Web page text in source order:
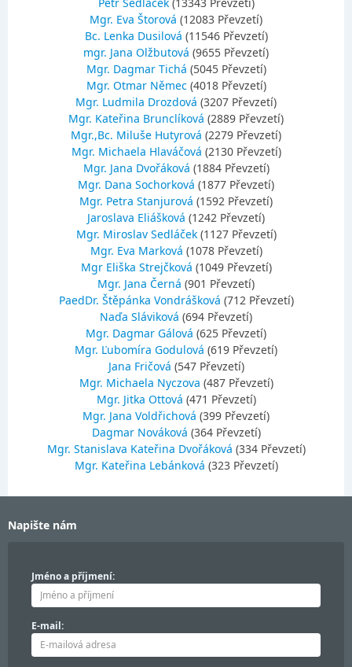
Mgr. Eva Štorová (12083 Převzetí)
Bc. Lenka Dusilová (11546 Převzetí)
mgr. Jana Olžbutová (9655 Převzetí)
Mgr. Dagmar Tichá (5045 Převzetí)
Mgr. Otmar Němec (4018 Převzetí)
Mgr. Ludmila Drozdová (3207 Převzetí)
Mgr. Kateřina Brunclíková (2889 Převzetí)
Mgr.,Bc. Miluše Hutyrová (2279 Převzetí)
Mgr. Michaela Hlaváčová (2130 Převzetí)
Mgr. Jana Dvořáková (1884 Převzetí)
Mgr. Dana Sochorková (1877 Převzetí)
Mgr. Petra Stanjurová (1592 Převzetí)
Jaroslava Eliášková (1242 Převzetí)
Mgr. Miroslav Sedláček (1127 Převzetí)
Mgr. Eva Marková (1078 Převzetí)
Mgr Eliška Strejčková (1049 Převzetí)
Mgr. Jana Černá (901 Převzetí)
PaedDr. Štěpánka Vondrášková (712 Převzetí)
Naďa Sláviková (694 Převzetí)
Mgr. Dagmar Gálová (625 Převzetí)
Mgr. Ľubomíra Godulová (619 Převzetí)
Jana Fričová (547 Převzetí)
Mgr. Michaela Nyczova (487 Převzetí)
Mgr. Jitka Ottová (471 Převzetí)
Mgr. Jana Voldřichová (399 Převzetí)
Dagmar Nováková (364 Převzetí)
Mgr. Stanislava Kateřina Dvořáková (334 Převzetí)
Mgr. Kateřina Lebánková (323 Převzetí)
Napište nám
Jméno a příjmení:
E-mail: